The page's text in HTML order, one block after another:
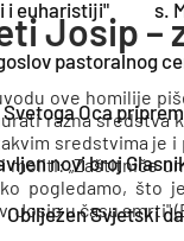
i euharistiji" s.
pastoralnog
Oca
novi broj
Obilježen Svjetski
Josip –
ove homilije
razna sredstva
sredstvima je
moliti: „Zaštitniče
pogledamo, što
Josip u času smrti"